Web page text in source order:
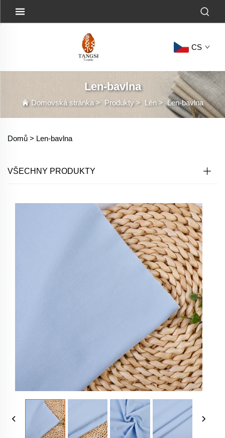
CS
Len-bavlna
Domovská stránka> Produkty> Lén>Len-bavlna
Domů > Len-bavlna
VŠECHNY PRODUKTY